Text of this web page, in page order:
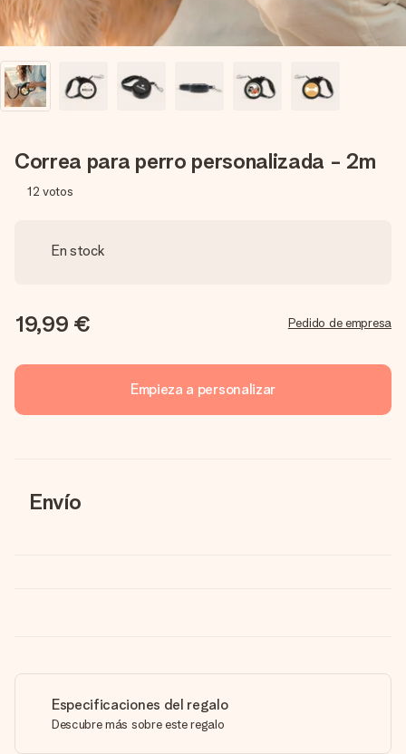
Correa para perro personalizada - 2m
12 votos
En stock
19,99 € Pedido de empresa
Empieza a personalizar
Envío
Especificaciones del regalo
Descubre más sobre este regalo